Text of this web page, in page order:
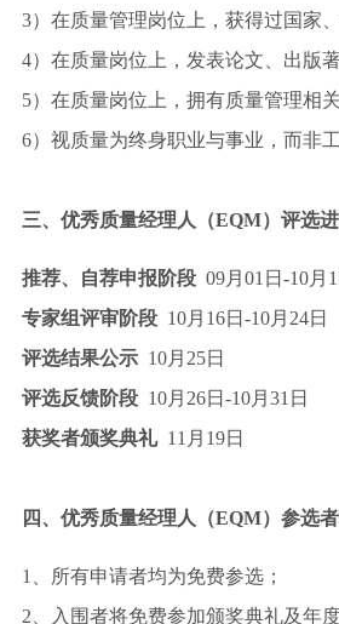
3）在质量管理岗位上，获得过国家
4）在质量岗位上，发表论文、出版
5）在质量岗位上，拥有质量管理相
6）视质量为终身职业与事业，而非
三、优秀质量经理人（EQM）评选
推荐、自荐申报阶段 09月01日-10月
专家组评审阶段 10月16日-10月24日
评选结果公示 10月25日
评选反馈阶段 10月26日-10月31日
获奖者颁奖典礼11月19日
四、优秀质量经理人（EQM）参选
1、所有申请者均为免费参选；
2、入围者将免费参加颁奖典礼及年